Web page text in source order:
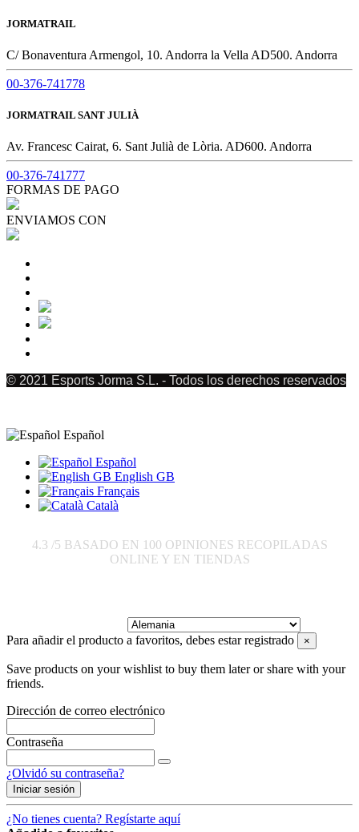
JORMATRAIL
C/ Bonaventura Armengol, 10. Andorra la Vella AD500. Andorra
00-376-741778
JORMATRAIL SANT JULIÀ
Av. Francesc Cairat, 6. Sant Julià de Lòria. AD600. Andorra
00-376-741777
FORMAS DE PAGO
ENVIAMOS CON
© 2021 Esports Jorma S.L. - Todos los derechos reservados
Español
Español
English GB
Français
Català
4.3 /5 BASADO EN 100 OPINIONES RECOPILADAS
ONLINE Y EN TIENDAS
Para añadir el producto a favoritos, debes estar registrado ×
Save products on your wishlist to buy them later or share with your
friends.
Dirección de correo electrónico
Contraseña
¿Olvidó su contraseña?
Iniciar sesión
¿No tienes cuenta? Regístarte aquí